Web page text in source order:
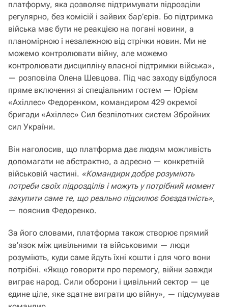
платформу, яка дозволяє підтримувати підрозділи
регулярно, без комісій і зайвих бар’єрів. Бо підтримка
війська має бути не реакцією на погані новини, а
планомірною і незалежною від стрічки новин. Ми не
можемо контролювати війну, але можемо
контролювати дисципліну власної підтримки війська»,
— розповіла Олена Шевцова. Під час заходу відбулося
пряме включення зі спеціальним гостем — Юрієм
«Ахіллес» Федоренком, командиром 429 окремої
бригади «Ахіллес» Сил безпілотних систем Збройних
сил України.
Він наголосив, що платформа дає людям можливість
допомагати не абстрактно, а адресно — конкретній
військовій частині. «Командири добре розуміють
потреби своїх підрозділів і можуть у потрібний момент
закупити саме те, що реально підсилює боєздатність»,
— пояснив Федоренко.
За його словами, платформа також створює прямий
зв’язок між цивільними та військовими — люди
розуміють, куди саме йдуть їхні кошти і для чого вони
потрібні. «Якщо говорити про перемогу, війни завжди
виграє народ. Сили оборони і цивільний сектор — це
єдине ціле, яке здатне виграти цю війну», — підсумував